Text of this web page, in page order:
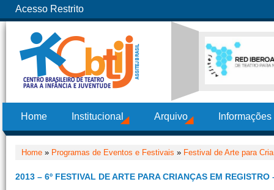
Acesso Restrito
Home Institucional Arquivo
Home » Programas de Eventos e Festivais » Festival de Arte para
2013 – 6º FESTIVAL DE ARTE PARA CRIANÇAS EM REGISTRO